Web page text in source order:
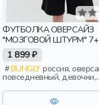
ФУТБОЛКА ОВЕРСАЙЗ
"МОЗГОВОЙ ШТУРМ" 7+
1 899 ₽
BUNGLYроссия, оверсайз,
повседневный, девочки,